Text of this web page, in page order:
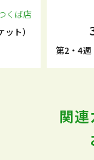
くば店
ト）
第2・4
関